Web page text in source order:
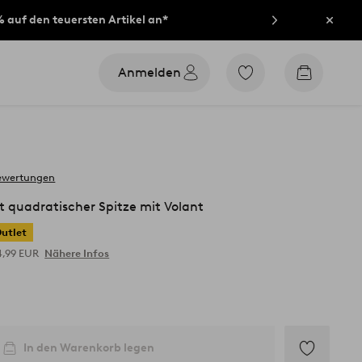
auf den teuersten Artikel an*
Anmelden
Zu
Zum
quadratischer Spitze mit Volant
EUR Nähere Infos
In den Warenkorb legen